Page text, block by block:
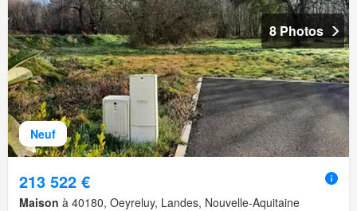
Neuf
8 Photos
213 522 €
Maison à 40180, Oeyreluy, Landes, Nouvelle-Aquitaine